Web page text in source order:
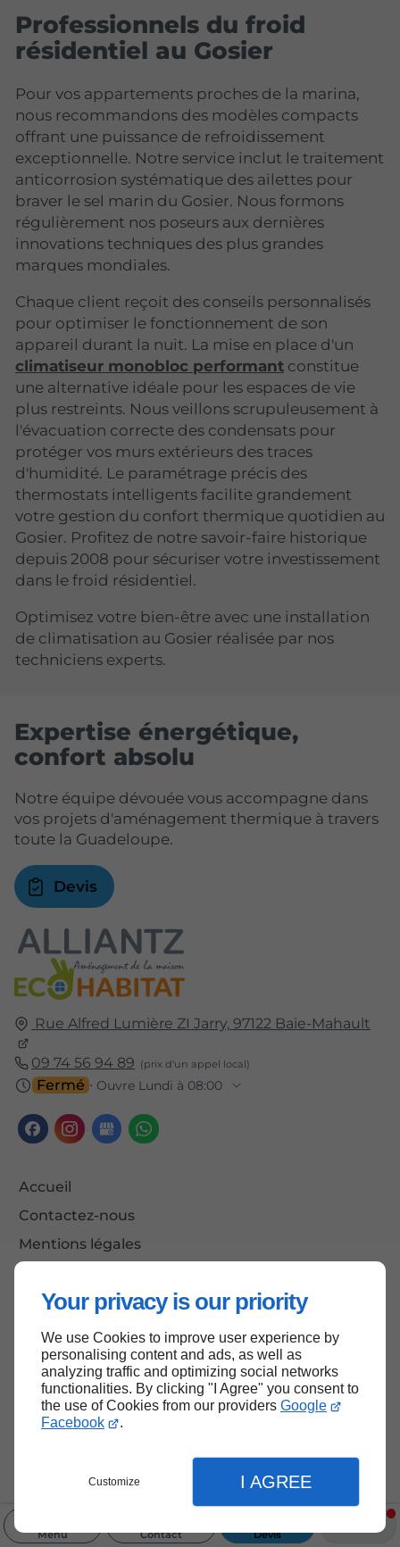
Your privacy is our priority
We use Cookies to improve user experience by
personalising content and ads, as well as
analyzing traffic and optimizing social networks
functionalities. By clicking "I Agree" you consent to
the use of Cookies from our providers Google
Facebook
.
Customize I AGREE
Menu Contact Devis
Professionnels du froid
résidentiel au Gosier
Pour vos appartements proches de la marina,
nous recommandons des modèles compacts
offrant une puissance de refroidissement
exceptionnelle. Notre service inclut le traitement
anticorrosion systématique des ailettes pour
braver le sel marin du Gosier. Nous formons
régulièrement nos poseurs aux dernières
innovations techniques des plus grandes
marques mondiales.
Chaque client reçoit des conseils personnalisés
pour optimiser le fonctionnement de son
appareil durant la nuit. La mise en place d'un
climatiseur monobloc performant constitue
une alternative idéale pour les espaces de vie
plus restreints. Nous veillons scrupuleusement à
l'évacuation correcte des condensats pour
protéger vos murs extérieurs des traces
d'humidité. Le paramétrage précis des
thermostats intelligents facilite grandement
votre gestion du confort thermique quotidien au
Gosier. Profitez de notre savoir-faire historique
depuis 2008 pour sécuriser votre investissement
dans le froid résidentiel.
Optimisez votre bien-être avec une installation
de climatisation au Gosier réalisée par nos
techniciens experts.
Rue Alfred Lumière ZI Jarry, 97122 Baie-Mahault
09 74 56 94 89
Fermé ⋅ Ouvre Lundi à 08:00
Accueil
Contactez-nous
Mentions légales
Expertise énergétique,
confort absolu
Notre équipe dévouée vous accompagne dans
vos projets d'aménagement thermique à travers
toute la Guadeloupe.
Devis
Haut de page